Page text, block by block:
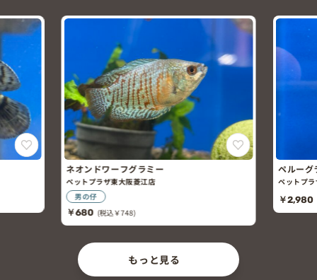
ネオンドワーフグラミー
ペットプラザ東大阪菱江店
男の仔
￥680 (税込￥748)
ペルーグ
ペットプラ
￥2,980 (
もっと見る